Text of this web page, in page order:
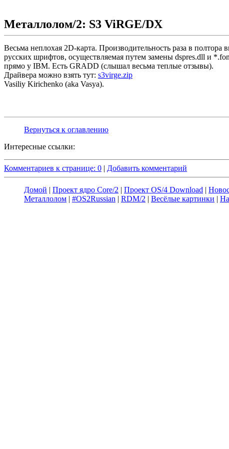
Металлолом/2: S3 ViRGE/DX
Весьма неплохая 2D-карта. Производительность раза в
русских шрифтов, осуществляемая путем замены dspres.dll и
прямо у IBM. Есть GRADD (слышал весьма теплые отзывы).
Драйвера можно взять тут: s3virge.zip
Vasiliy Kirichenko (aka Vasya).
Вернуться к оглавлению
Интересные ссылки:
Комментариев к странице: 0 | Добавить комментарий
Домой | Проект ядро Core/2 | Проект OS/4 Download |
Металлолом | #OS2Russian | RDM/2 | Весёлые картинки |